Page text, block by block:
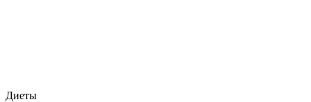
Диеты